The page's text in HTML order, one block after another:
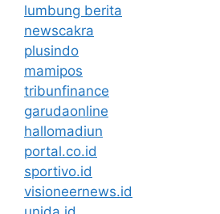
lumbung berita
newscakra
plusindo
mamipos
tribunfinance
garudaonline
hallomadiun
portal.co.id
sportivo.id
visioneernews.id